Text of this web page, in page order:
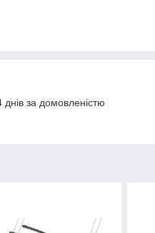
за домовленістю